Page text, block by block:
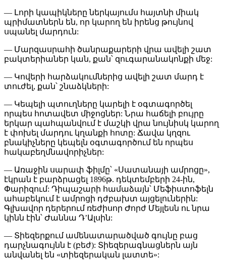
— Լորի կապիկները ներկայումս հայտնի միակ
պրիմատներն են, որ կարող են իրենց թույնով
սպանել մարդուն:
— Մարզասրահի ծանրաքարերի վրա ավելի շատ
բակտերիաներ կան, քան՝ զուգարանակոնքի մեջ:
— Կովերի հարձակումներից ավելի շատ մարդ է
տուժել, քան՝ շնաձկների:
— Կեպելի պտուղները կարելի է օգտագործել
որպես հոտավետ միջոցներ: Նրա հաճելի բույրը
երկար պահպանվում է մաշկի վրա նույնիսկ կարող
է փոխել մարդու կղանքի հոտը: Ճավա կղզու
բնակիչները կեպելն օգտագործում են որպես
հակաբեղմնավորիչներ:
— Առաջին սարափ ֆիլմը՝ «Սատանայի ամրոցը»,
էկրան է բարձրացել 1896թ. դեկտեմբերի 24-ին,
Փարիզում: Դիպաշարի համաձայն՝ Մեֆիստոֆելն
ահաբեկում է ամրոցի դժբախտ այցելուներին:
Գլխավոր դերերում ռեժիսոր Ժորժ Մեյլեսն ու նրա
կինն էին՝ Ժաննա Դ’Ալսին:
— Տիեզերքում ամենատարածված գույնը բաց
դարչնագույնն է (բեժ): Տիեզերագնացներն այն
անվանել են «տիեզերական լատտե»: